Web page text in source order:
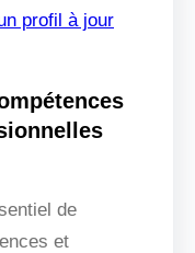
profil à jour
de
et